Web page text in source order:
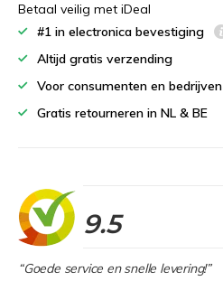
Betaal veilig met iDeal
#1 in electronica bevestiging
Altijd gratis verzending
Voor consumenten en bedrijven
Gratis retourneren in NL & BE
9.5
“Goede service en snelle levering!”